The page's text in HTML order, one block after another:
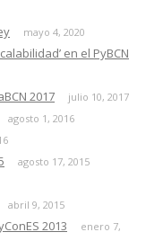
mayo 4, 2020
en el PyBCN
2017 julio 10, 2017
agosto 1, 2016
agosto 17, 2015
abril 9, 2015
2013
enero 7,